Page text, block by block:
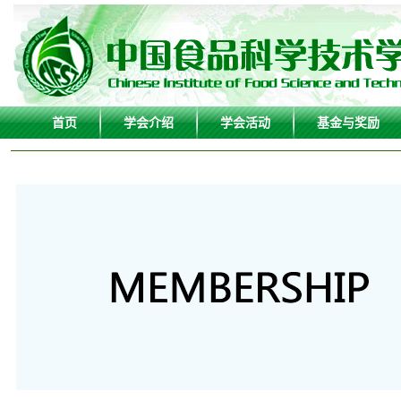
首页 学会介绍 学会活动 基金与奖励